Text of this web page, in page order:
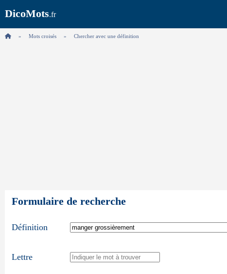
DicoMots.fr
Mots croisés Chercher avec une définition
Formulaire de recherche
Définition
Lettre